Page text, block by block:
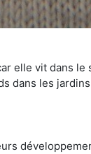
elle vit dans
les